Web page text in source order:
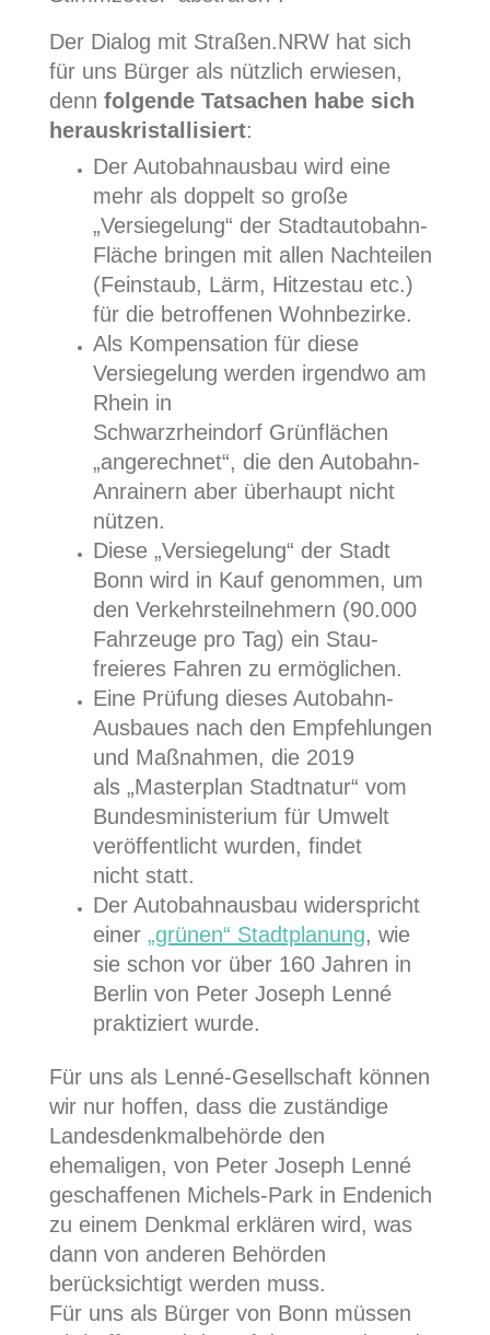
Der Dialog mit Straßen.NRW hat sich
für uns Bürger als nützlich erwiesen,
denn folgende Tatsachen habe sich
herauskristallisiert:
Der Autobahnausbau wird eine
mehr als doppelt so große
„Versiegelung“ der Stadtautobahn-
Fläche bringen mit allen Nachteilen
(Feinstaub, Lärm, Hitzestau etc.)
für die betroffenen Wohnbezirke.
Als Kompensation für diese
Versiegelung werden irgendwo am
Rhein in
Schwarzrheindorf Grünflächen
„angerechnet“, die den Autobahn-
Anrainern aber überhaupt nicht
nützen.
Diese „Versiegelung“ der Stadt
Bonn wird in Kauf genommen, um
den Verkehrsteilnehmern (90.000
Fahrzeuge pro Tag) ein Stau-
freieres Fahren zu ermöglichen.
Eine Prüfung dieses Autobahn-
Ausbaues nach den Empfehlungen
und Maßnahmen, die 2019
als „Masterplan Stadtnatur“ vom
Bundesministerium für Umwelt
veröffentlicht wurden, findet
nicht statt.
Der Autobahnausbau widerspricht
einer „grünen“ Stadtplanung, wie
sie schon vor über 160 Jahren in
Berlin von Peter Joseph Lenné
praktiziert wurde.
Für uns als Lenné-Gesellschaft können
wir nur hoffen, dass die zuständige
Landesdenkmalbehörde den
ehemaligen, von Peter Joseph Lenné
geschaffenen Michels-Park in Endenich
zu einem Denkmal erklären wird, was
dann von anderen Behörden
berücksichtigt werden muss.
Für uns als Bürger von Bonn müssen